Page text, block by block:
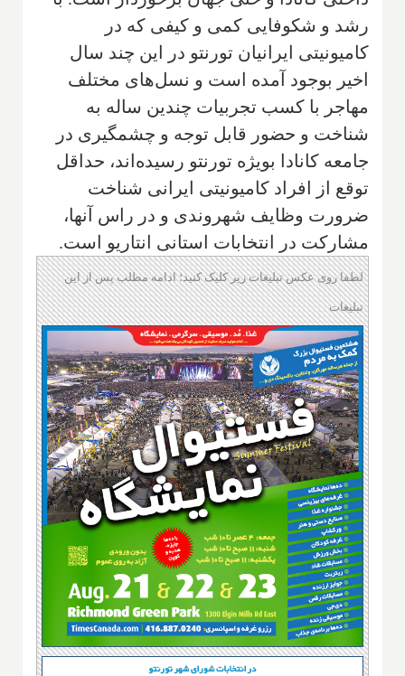
رشد و شکوفایی کمی و کیفی که در
کامیونیتی ایرانیان تورنتو در این چند سال
اخیر بوجود آمده است و نسل‌های مختلف
مهاجر با کسب تجربیات چندین ساله به
شناخت و حضور قابل توجه و چشمگیری در
جامعه کانادا بویژه تورنتو رسیده‌اند، حداقل
توقع از افراد کامیونیتی ایرانی شناخت
ضرورت وظایف شهروندی و در راس آنها،
مشارکت در انتخابات استانی انتاریو است.
لطفا روی عکس تبلیغات زیر کلیک کنید؛ ادامه مطلب پس از این
تبلیغات